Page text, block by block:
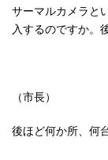
サーマルカメラと
入するのですか。
（市長）
後ほど何か所、何